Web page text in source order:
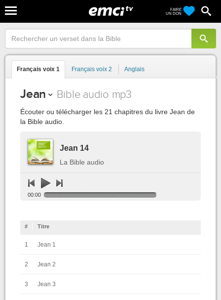
FAIRE
UN DON
Français voix 1 Français voix 2 Anglais
Jean Bible audio mp3
Écouter ou télécharger les 21 chapitres du livre Jean de
la Bible audio.
Jean 14
La Bible audio
00:00
# Titre
1 Jean 1
2 Jean 2
3 Jean 3